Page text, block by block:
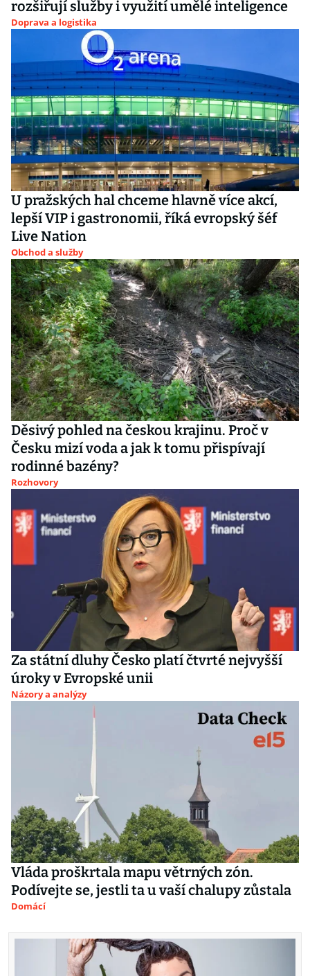
rozšiřují služby i využití umělé inteligence
Doprava a logistika
U pražských hal chceme hlavně více akcí,
lepší VIP i gastronomii, říká evropský šéf
Live Nation
Obchod a služby
Děsivý pohled na českou krajinu. Proč v
Česku mizí voda a jak k tomu přispívají
rodinné bazény?
Rozhovory
Za státní dluhy Česko platí čtvrté nejvyšší
úroky v Evropské unii
Názory a analýzy
Vláda proškrtala mapu větrných zón.
Podívejte se, jestli ta u vaší chalupy zůstala
Domácí